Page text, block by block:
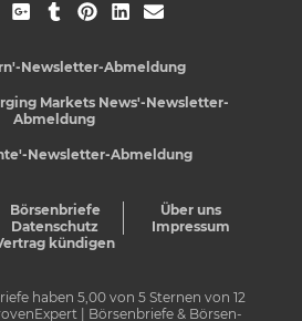
Newsletter-Abmeldung
Markets News'-Newsletter-
Abmeldung
Newsletter-Abmeldung
Börsenbriefe
Über uns
Datenschutz
Impressum
kündigen
haben 5,00von 5Sternen von 12
| Börsenbriefe & Börsen-